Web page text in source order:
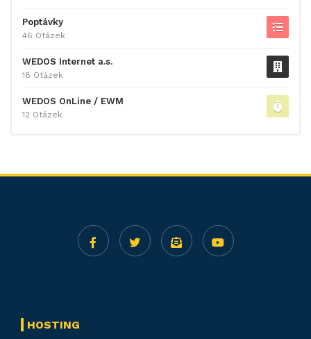
Poptávky
46 Otázek
WEDOS Internet a.s.
18 Otázek
WEDOS OnLine / EWM
12 Otázek
HOSTING